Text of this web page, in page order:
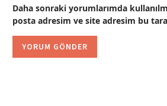
Daha sonraki yorumlarımda
posta adresim ve site adresim bu